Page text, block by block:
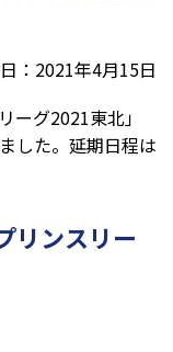
：2021年4月15日
ーグ2021東北」
した。延期日程は
リンスリー